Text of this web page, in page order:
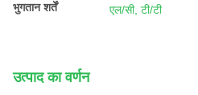
भुगतान शर्तें एल/सी, टी/टी
उत्पाद का वर्णन